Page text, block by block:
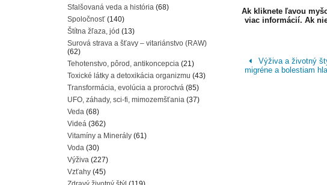
Ak kliknete ľavou
viac informácií. Ak
Výživa a životný
migréne a bolestiam
Sfalšovaná veda a história (68)
Spoločnosť (140)
Štítna žľaza, jód (13)
Surová strava a šťavy – vitariánstvo (RAW)
(62)
Tehotenstvo, pôrod, antikoncepcia (21)
Toxické látky a detoxikácia organizmu (43)
Transformácia, evolúcia a proroctvá (85)
UFO, záhady, sci-fi, mimozemšťania (37)
Veda (68)
Videá (362)
Vitamíny a Minerály (61)
Voda (30)
Výživa (227)
Vzťahy (45)